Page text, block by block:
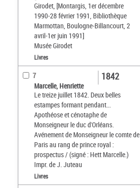
Girodet, [Montargis, 1er décembre
1990-28 février 1991, Bibliothèque
Marmottan, Boulogne-Billancourt, 2
avril-1er juin 1991]
Musée Girodet
Livres
7
Marcelle, Henriette
Le treize juillet 1842. Deux belles
estampes formant pendant...
Apothéose et cénotaphe de
Monseigneur le duc d'Orléans.
Avénement de Monseigneur le comte de
Paris au rang de prince royal :
prospectus / (signé : Hett Marcelle.)
Impr. de J. Juteau
1842
Livres